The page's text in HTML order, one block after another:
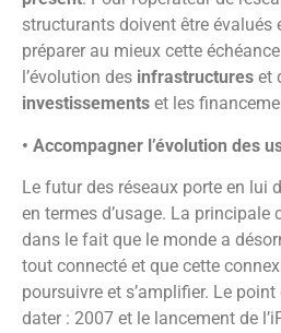
structurants doivent être évalués
préparer au mieux cette
l’évolution des infrastructures et
investissements et les
• Accompagner l’évolution des
Le futur des réseaux porte en lui
en termes d’usage. La principale
dans le fait que le monde a
tout connecté et que cette
poursuivre et s’amplifier. Le
dater : 2007 et le lancement de